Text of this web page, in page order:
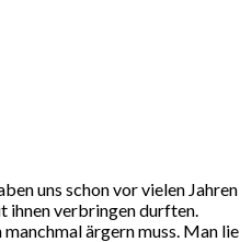
uns schon vor vielen
ihnen verbringen durften.
ärgern muss. Man